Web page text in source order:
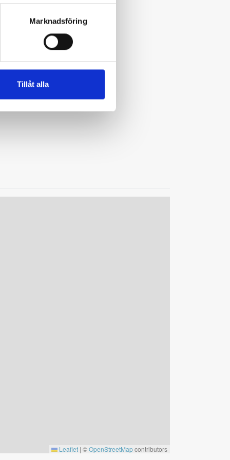
Marknadsföring
Tillåt alla
Leaflet | ©OpenStreetMapcontributors